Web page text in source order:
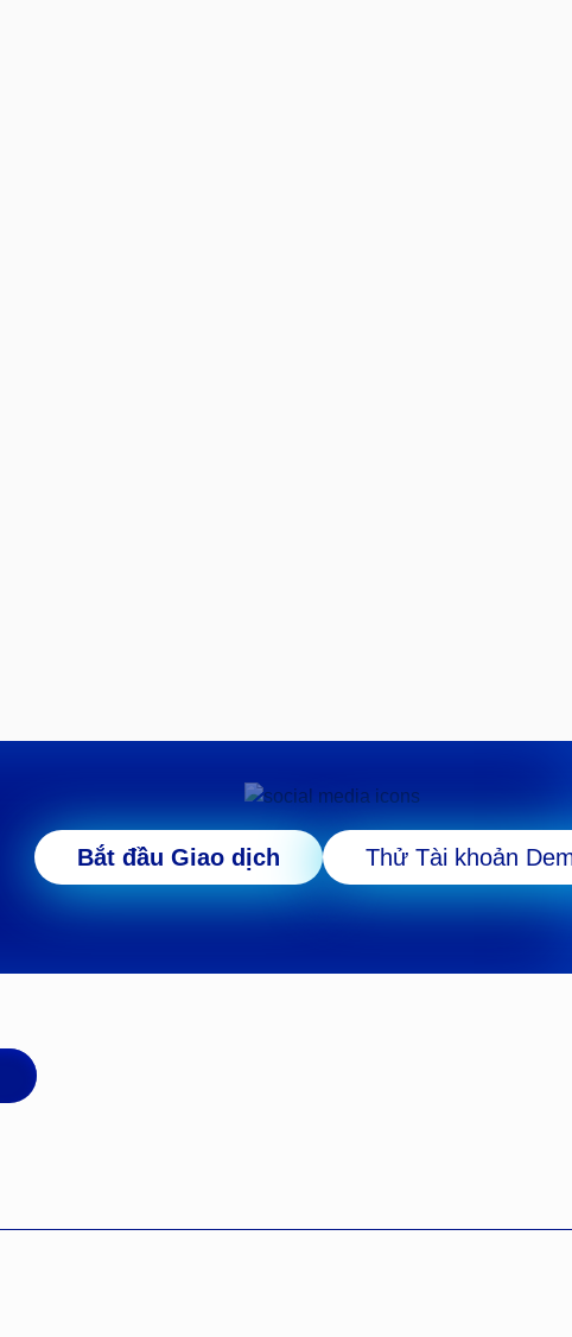
Bắt đầu Giao dịch Thử Tài khoản